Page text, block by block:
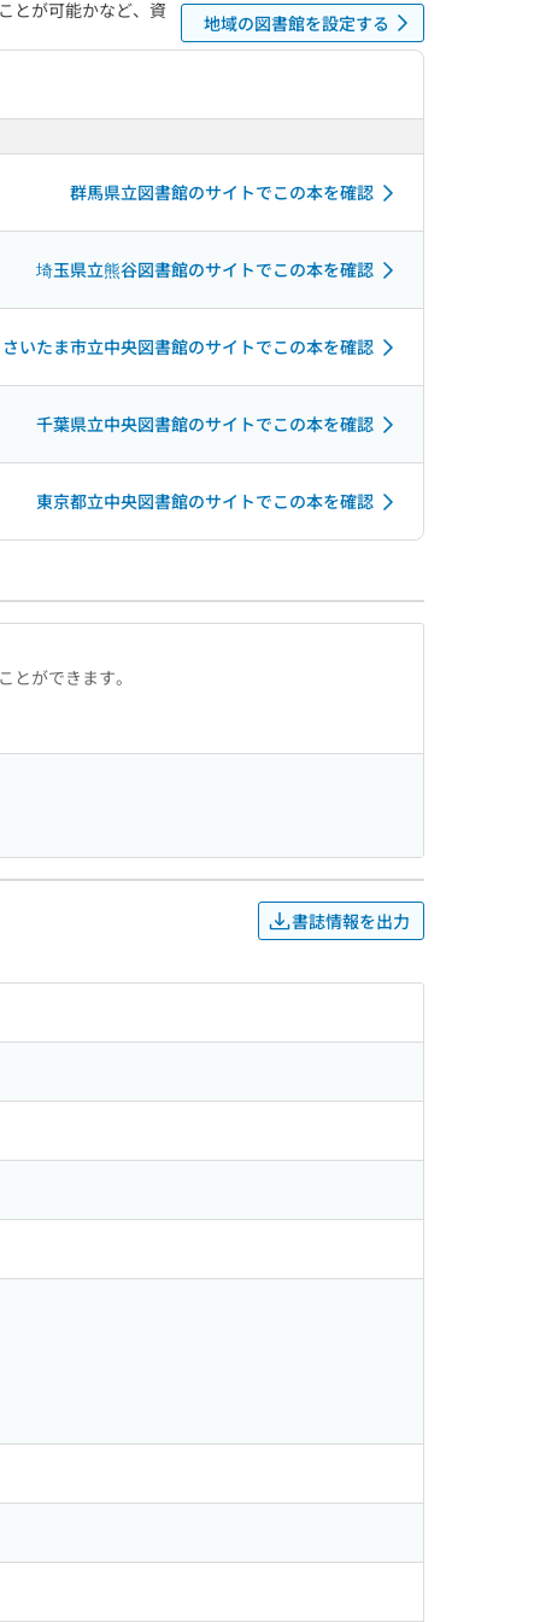
とが可能かなど、資
地域の図書館を設定する
群馬県立図書館のサイトでこの本を確認
埼玉県立熊谷図書館のサイトでこの本を確認
さいたま市立中央図書館のサイトでこの本を確認
千葉県立中央図書館のサイトでこの本を確認
東京都立中央図書館のサイトでこの本を確認
ができます。
書誌情報を出力